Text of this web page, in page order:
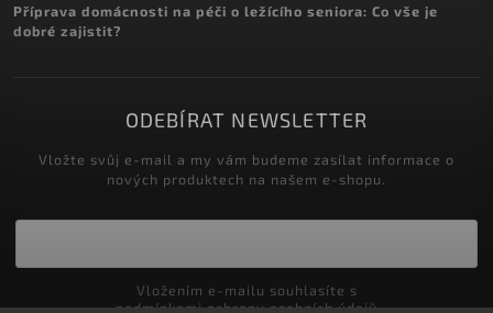
Příprava domácnosti na péči o ležícího seniora: Co vše je
dobré zajistit?
ODEBÍRAT NEWSLETTER
Vložte svůj e-mail a my vám budeme zasílat informace o
nových produktech na našem e-shopu.
podmínkami ochrany osobních údajů